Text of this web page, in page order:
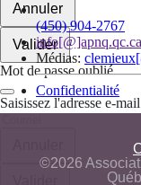
(450) 904-2767
info[@]apnq.qc.ca
Médias:
Confidentialité
©2026
Annuler
Valider
Mot de passe oublié
Saisissez l'adresse e-